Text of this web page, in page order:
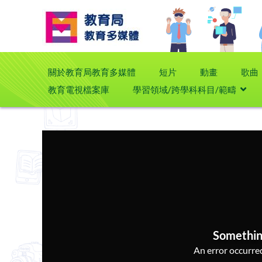
關於教育局教育多媒體 短片 動畫
歌曲
教育電視檔案庫
學習領域/跨學科科目/範疇
An error